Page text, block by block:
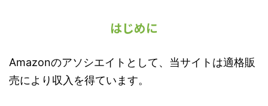
はじめに
Amazonのアソシエイトとして、当サイトは適格販
売により収入を得ています。